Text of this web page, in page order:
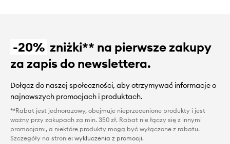
-20% zniżki** na pierwsze zakupy
za zapis do newslettera.
Dołącz do naszej społeczności, aby otrzymywać informacje o
najnowszych promocjach i produktach.
**Rabat jest jednorazowy, obejmuje nieprzecenione produkty i jest
ważny przy zakupach za min. 350 zł. Rabat nie łączy się z innymi
promocjami, a niektóre produkty mogą być wyłączone z rabatu.
Szczegóły na stronie: wykluczenia z promocji.